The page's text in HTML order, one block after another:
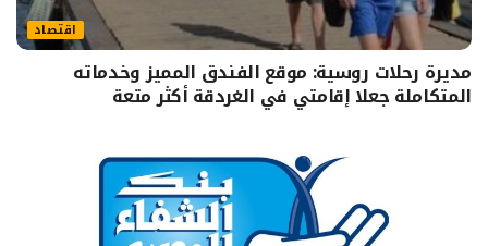
اقتصاد
مديرة رحلات روسية: موقع الفندق المميز وخدماته
المتكاملة جعلا إقامتي في الغردقة أكثر متعة